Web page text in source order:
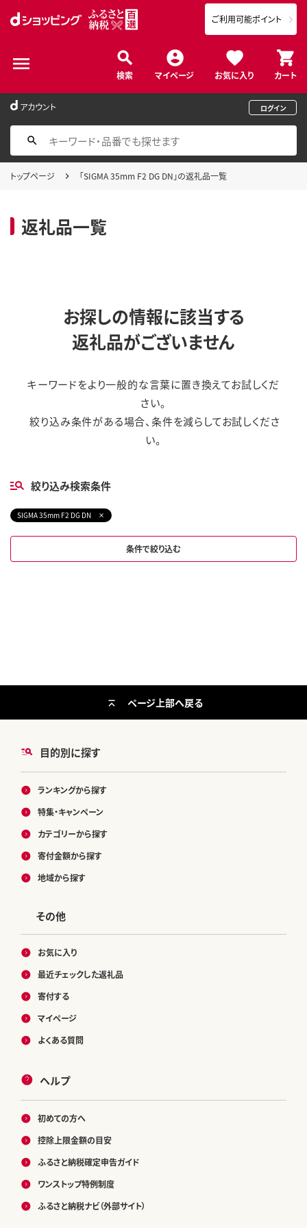
検索 マイページ お気に入り カート
ご利用可能ポイント
アカウント ログイン
トップページ 「SIGMA 35mm F2 DG DN」の返礼品一覧
返礼品一覧
お探しの情報に該当する
返礼品がございません
キーワードをより一般的な言葉に置き換えてお試しくだ
さい。
絞り込み条件がある場合、条件を減らしてお試しくださ
い。
絞り込み検索条件
SIGMA 35mm F2 DG DN
条件で絞り込む
目的別に探す
ランキングから探す
特集・キャンペーン
カテゴリーから探す
寄付金額から探す
地域から探す
その他
お気に入り
最近チェックした返礼品
寄付する
マイページ
よくある質問
ヘルプ
初めての方へ
控除上限金額の目安
ふるさと納税確定申告ガイド
ワンストップ特例制度
ふるさと納税ナビ（外部サイト）
ページ上部へ戻る